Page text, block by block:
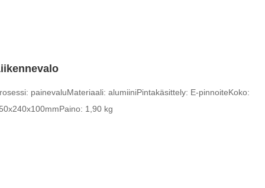
painevaluMateriaali: alumiiniPintakäsittely: E-pinnoiteKoko:
Paino: 1,90 kg